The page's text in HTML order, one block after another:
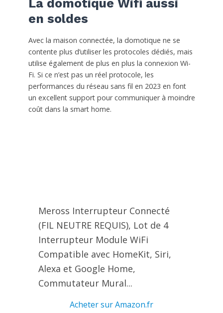
La domotique Wifi aussi
en soldes
Avec la maison connectée, la domotique ne se
contente plus d’utiliser les protocoles dédiés, mais
utilise également de plus en plus la connexion Wi-
Fi. Si ce n’est pas un réel protocole, les
performances du réseau sans fil en 2023 en font
un excellent support pour communiquer à moindre
coût dans la smart home.
Meross Interrupteur Connecté
(FIL NEUTRE REQUIS), Lot de 4
Interrupteur Module WiFi
Compatible avec HomeKit, Siri,
Alexa et Google Home,
Commutateur Mural...
Acheter sur Amazon.fr